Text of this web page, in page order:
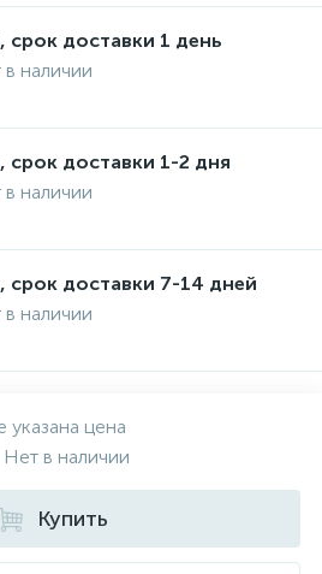
срок доставки 1 день
в наличии
срок доставки 1-2 дня
в наличии
срок доставки 7-14 дней
в наличии
указана цена
Нет в наличии
Купить